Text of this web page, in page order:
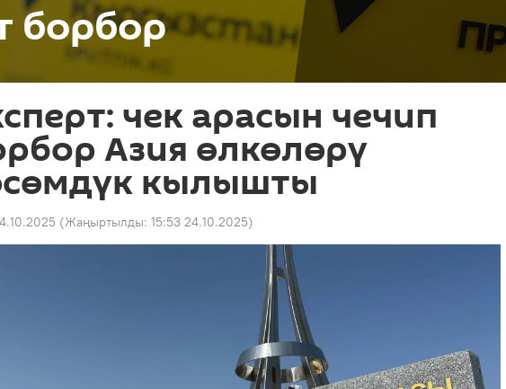
борбор
чек арасын чечип
Азия өлкөлөрү
кылышты
(Жаңыртылды: 15:53 24.10.2025)